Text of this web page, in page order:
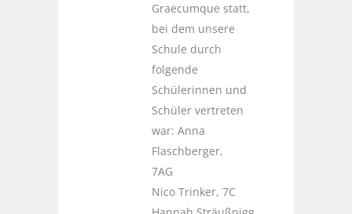
Graecumque statt,
bei dem unsere
Schule durch
folgende
Schülerinnen und
Schüler vertreten
war: Anna
Flaschberger,
7AG
Nico Trinker, 7C